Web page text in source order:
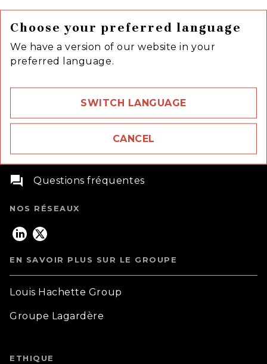
Choose your preferred language
We have a version of our website in your
preferred language.
SWITCH LANGUAGE
CANCEL
58 rue Jean Bleuzen,
92170 Vanves
question_answer Questions fréquentes
NOS RÉSEAUX
EN SAVOIR PLUS SUR LE GROUPE
Louis Hachette Group
Groupe Lagardère
ETHIQUE